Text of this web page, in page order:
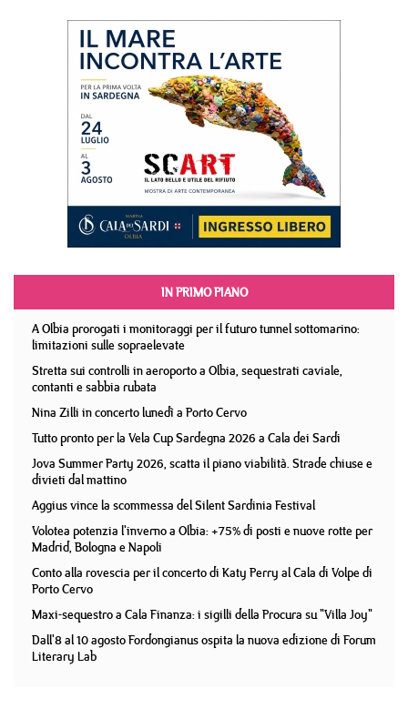
IN PRIMO PIANO
A Olbia prorogati i monitoraggi per il futuro tunnel sottomarino:
limitazioni sulle sopraelevate
Stretta sui controlli in aeroporto a Olbia, sequestrati caviale,
contanti e sabbia rubata
Nina Zilli in concerto lunedì a Porto Cervo
Tutto pronto per la Vela Cup Sardegna 2026 a Cala dei Sardi
Jova Summer Party 2026, scatta il piano viabilità. Strade chiuse e
divieti dal mattino
Aggius vince la scommessa del Silent Sardinia Festival
Volotea potenzia l'inverno a Olbia: +75% di posti e nuove rotte per
Madrid, Bologna e Napoli
Conto alla rovescia per il concerto di Katy Perry al Cala di Volpe di
Porto Cervo
Maxi-sequestro a Cala Finanza: i sigilli della Procura su "Villa Joy"
Dall'8 al 10 agosto Fordongianus ospita la nuova edizione di Forum
Literary Lab